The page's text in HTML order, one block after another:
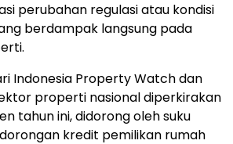
perubahan regulasi atau kondisi
berdampak langsung pada
Indonesia Property Watch dan
properti nasional diperkirakan
tahun ini, didorong oleh suku
kredit pemilikan rumah